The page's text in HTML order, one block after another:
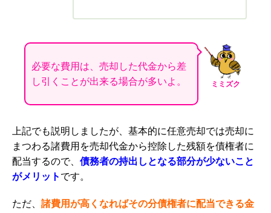
ミミズク
必要な費用は、売却した代金から差
し引くことが出来る場合が多いよ。
上記でも説明しましたが、基本的に任意売却では売却に
まつわる諸費用を売却代金から控除した残額を債権者に
配当するので、 債務者の持出しとなる部分が少ないこと
がメリット です。
ただ、 諸費用が高くなればその分債権者に配当できる金